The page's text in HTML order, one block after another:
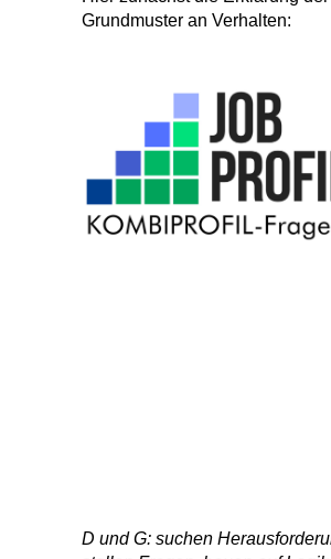
Grundmuster an Verhalten:
D und G: suchen